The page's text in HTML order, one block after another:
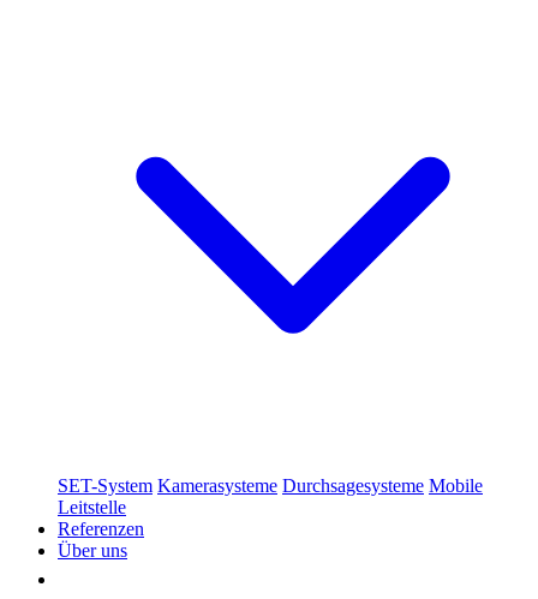
SET-System Kamerasysteme Durchsagesysteme Mobile
Leitstelle
Referenzen
Über uns